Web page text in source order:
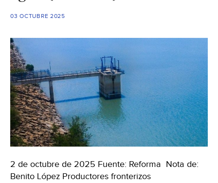
03 OCTUBRE 2025
2 de octubre de 2025 Fuente: Reforma Nota de:
Benito López Productores fronterizos